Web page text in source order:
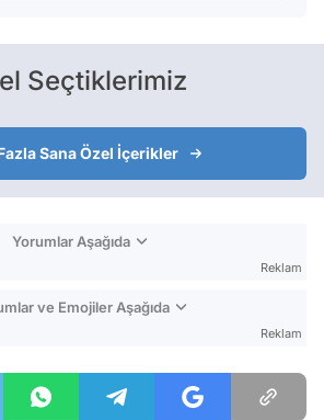
Seçtiklerimiz
Sana Özel İçerikler
Yorumlar Aşağıda
Reklam
ve Emojiler Aşağıda
Reklam